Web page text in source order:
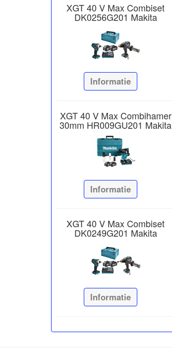
XGT 40 V Max Combiset
DK0256G201 Makita
Informatie
XGT 40 V Max Combihamer
30mm HR009GU201 Makita
Informatie
XGT 40 V Max Combiset
DK0249G201 Makita
Informatie